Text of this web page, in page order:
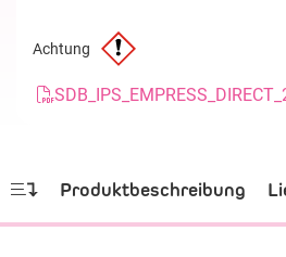
Achtung
Produktbeschreibung